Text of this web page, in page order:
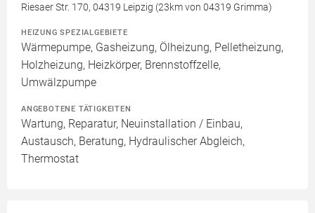
Riesaer Str. 170, 04319 Leipzig (23km von 04319 Grimma)
HEIZUNG SPEZIALGEBIETE
Wärmepumpe, Gasheizung, Ölheizung, Pelletheizung,
Holzheizung, Heizkörper, Brennstoffzelle,
Umwälzpumpe
ANGEBOTENE TÄTIGKEITEN
Wartung, Reparatur, Neuinstallation / Einbau,
Austausch, Beratung, Hydraulischer Abgleich,
Thermostat